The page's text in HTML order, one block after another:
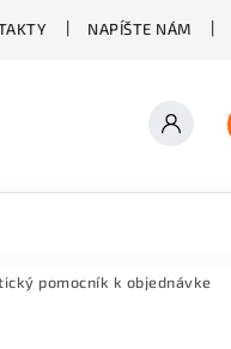
NAPÍŠTE NÁM
pomocník k objednávke